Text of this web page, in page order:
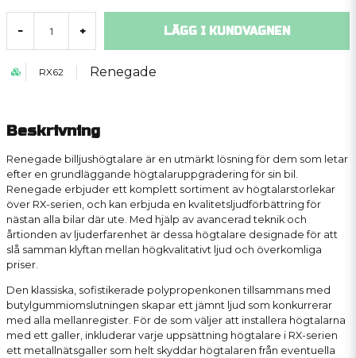
- + LÄGG I KUNDVAGNEN
RX62 Renegade
Beskrivning
Renegade billjushögtalare är en utmärkt lösning för dem som letar
efter en grundläggande högtalaruppgradering för sin bil.
Renegade erbjuder ett komplett sortiment av högtalarstorlekar
över RX-serien, och kan erbjuda en kvalitetsljudförbättring för
nästan alla bilar där ute. Med hjälp av avancerad teknik och
årtionden av ljuderfarenhet är dessa högtalare designade för att
slå samman klyftan mellan högkvalitativt ljud och överkomliga
priser.
Den klassiska, sofistikerade polypropenkonen tillsammans med
butylgummiomslutningen skapar ett jämnt ljud som konkurrerar
med alla mellanregister. För de som väljer att installera högtalarna
med ett galler, inkluderar varje uppsättning högtalare i RX-serien
ett metallnätsgaller som helt skyddar högtalaren från eventuella